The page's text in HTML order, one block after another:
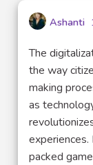
Ashanti
The
the way
making
as
packed